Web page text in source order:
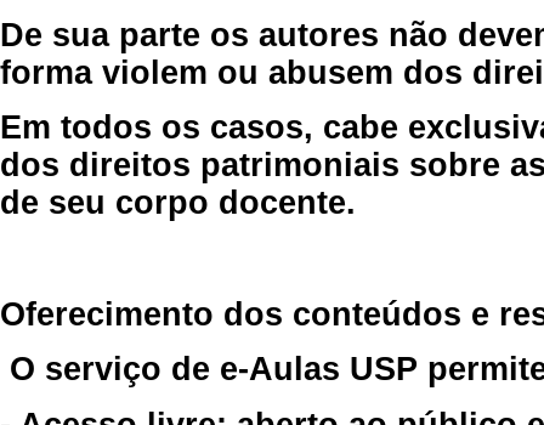
De sua parte os autores não
forma violem ou abusem dos
Em todos os casos, cabe
dos direitos patrimoniais sobre
de seu corpo docente.
Oferecimento dos conteúdos e
O serviço de e-Aulas USP